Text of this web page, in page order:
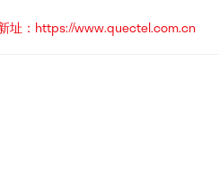
址：https://www.quectel.com.cn